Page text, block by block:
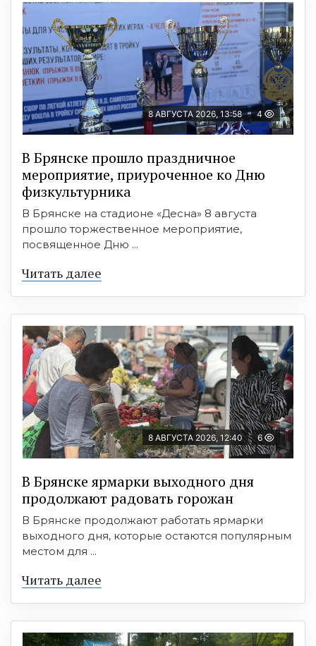
8 АВГУСТА 2026, 13:58 4
В Брянске прошло праздничное
мероприятие, приуроченное ко Дню
физкультурника
В Брянске на стадионе «Десна» 8 августа
прошло торжественное мероприятие,
посвященное Дню ...
Читать далее
8 АВГУСТА 2026, 12:40 6
В Брянске ярмарки выходного дня
продолжают радовать горожан
В Брянске продолжают работать ярмарки
выходного дня, которые остаются популярным
местом для ...
Читать далее